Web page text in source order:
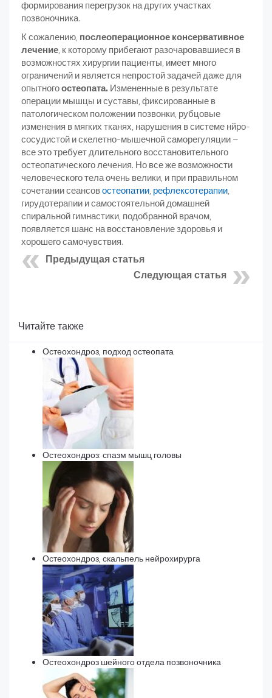
формирования перегрузок на других участках
позвоночника.
К сожалению, послеоперационное консервативное
лечение, к которому прибегают разочаровавшиеся в
возможностях хирургии пациенты, имеет много
ограничений и является непростой задачей даже для
опытногоостеопата. Измененные в результате
операции мышцы и суставы, фиксированные в
патологическом положении позвонки, рубцовые
изменения в мягких тканях, нарушения в системе нйро-
сосудистой и скелетно-мышечной саморегуляции –
все это требует длительного восстановительного
остеопатического лечения. Но все же возможности
человеческого тела очень велики, и при правильном
сочетании сеансовостеопатии, рефлексотерапии,
гирудотерапии и самостоятельной домашней
спиральной гимнастики, подобранной врачом,
появляется шанс на восстановление здоровья и
хорошего самочувствия.
Предыдущая статья
Следующая статья
Читайте также
Остеохондроз, подход остеопата
Остеохондроз: спазм мышц головы
Остеохондроз, скальпель нейрохирурга
Остеохондроз шейного отдела позвоночника